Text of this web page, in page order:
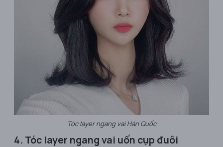
Tóc layer ngang vai Hàn Quốc
4. Tóc layer ngang vai uốn cụp đuôi